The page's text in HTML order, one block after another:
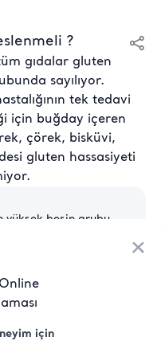
×
için
?
gıdalar gluten
sayılıyor.
tek tedavi
için buğday içeren
çörek, bisküvi,
gluten hassasiyeti
yüksek besin grubu
sonra başlangıçta
de
sonunda süt ve
ile eklenmeli.